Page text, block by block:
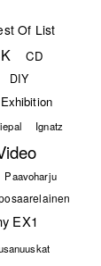
Of List
CD
DIY
Exhibition
Ignatz
Paavoharju
EX1